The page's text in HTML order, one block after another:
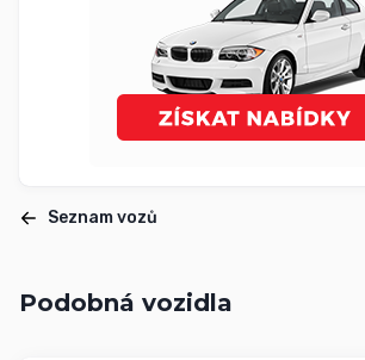
Seznam vozů
Podobná vozidla